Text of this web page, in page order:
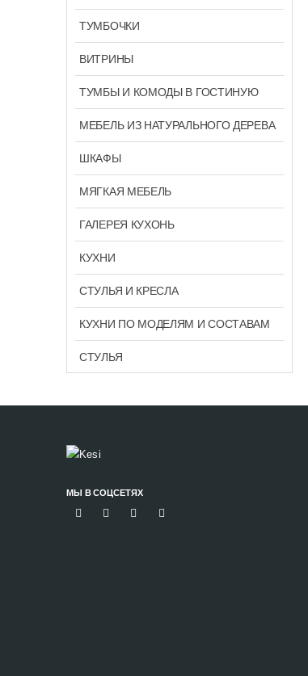
ТУМБОЧКИ
ВИТРИНЫ
ТУМБЫ И КОМОДЫ В ГОСТИНУЮ
МЕБЕЛЬ ИЗ НАТУРАЛЬНОГО ДЕРЕВА
ШКАФЫ
МЯГКАЯ МЕБЕЛЬ
ГАЛЕРЕЯ КУХОНЬ
КУХНИ
СТУЛЬЯ И КРЕСЛА
КУХНИ ПО МОДЕЛЯМ И СОСТАВАМ
СТУЛЬЯ
МЫ В СОЦСЕТЯХ